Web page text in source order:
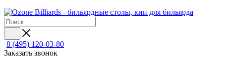
8 (495) 120-03-80
Заказать звонок